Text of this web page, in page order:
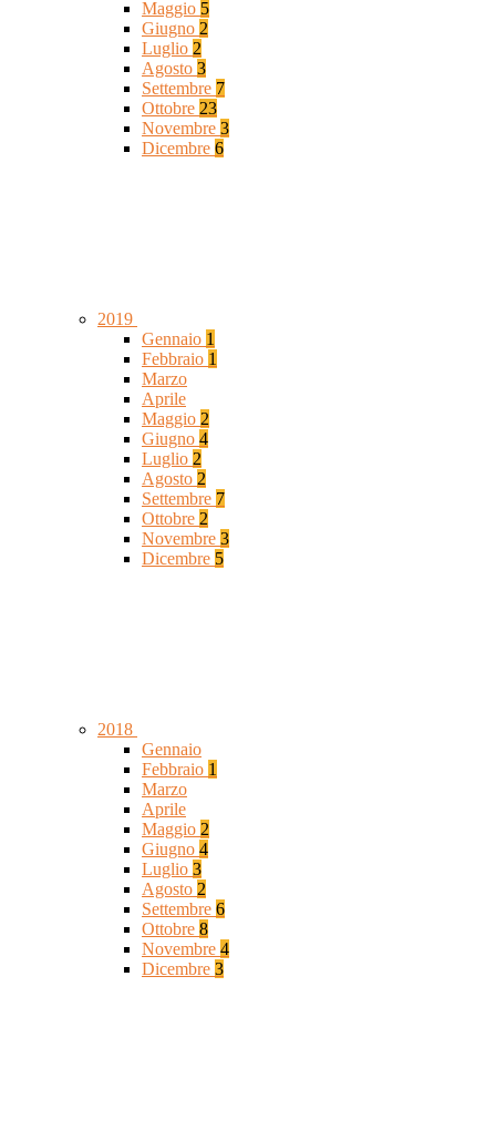
Maggio 5
Giugno 2
Luglio 2
Agosto 3
Settembre 7
Ottobre 23
Novembre 3
Dicembre 6
2019
Gennaio 1
Febbraio 1
Marzo
Aprile
Maggio 2
Giugno 4
Luglio 2
Agosto 2
Settembre 7
Ottobre 2
Novembre 3
Dicembre 5
2018
Gennaio
Febbraio 1
Marzo
Aprile
Maggio 2
Giugno 4
Luglio 3
Agosto 2
Settembre 6
Ottobre 8
Novembre 4
Dicembre 3